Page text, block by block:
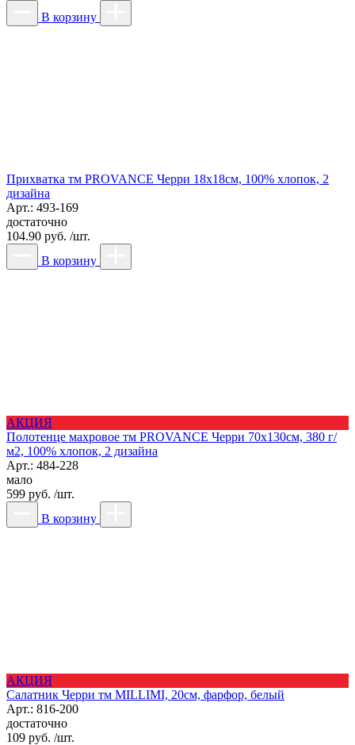
В корзину
Прихватка тм PROVANCE Черри 18х18см, 100% хлопок, 2
дизайна
Арт.: 493-169
достаточно
104.90 руб. /шт.
В корзину
АКЦИЯ
Полотенце махровое тм PROVANCE Черри 70х130см, 380 г/
м2, 100% хлопок, 2 дизайна
Арт.: 484-228
мало
599 руб. /шт.
В корзину
АКЦИЯ
Салатник Черри тм MILLIMI, 20см, фарфор, белый
Арт.: 816-200
достаточно
109 руб. /шт.